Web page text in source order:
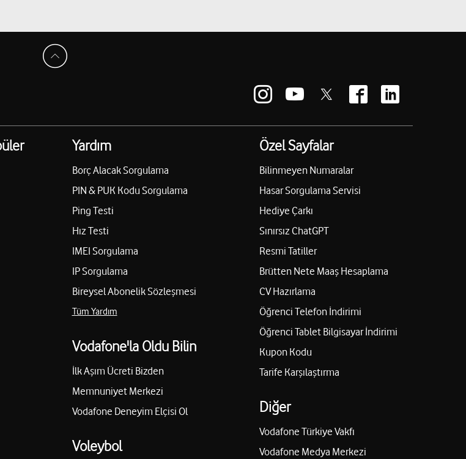
Yardım
Borç Alacak Sorgulama
PIN & PUK Kodu Sorgulama
Ping Testi
Hız Testi
IMEI Sorgulama
IP Sorgulama
Bireysel Abonelik Sözleşmesi
Tüm Yardım
Vodafone'la Oldu Bilin
İlk Aşım Ücreti Bizden
Memnuniyet Merkezi
Vodafone Deneyim Elçisi Ol
Voleybol
Özel Sayfalar
Bilinmeyen Numaralar
Hasar Sorgulama Servisi
Hediye Çarkı
Sınırsız ChatGPT
Resmi Tatiller
Brütten Nete Maaş Hesaplama
CV Hazırlama
Öğrenci Telefon İndirimi
Öğrenci Tablet Bilgisayar İndirimi
Kupon Kodu
Tarife Karşılaştırma
Diğer
Vodafone Türkiye Vakfı
Vodafone Medya Merkezi